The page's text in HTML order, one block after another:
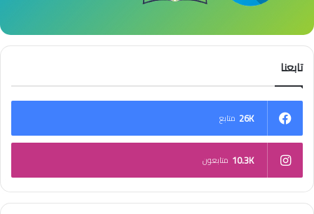
تابعنا
26K متابع
10.3K متابعون